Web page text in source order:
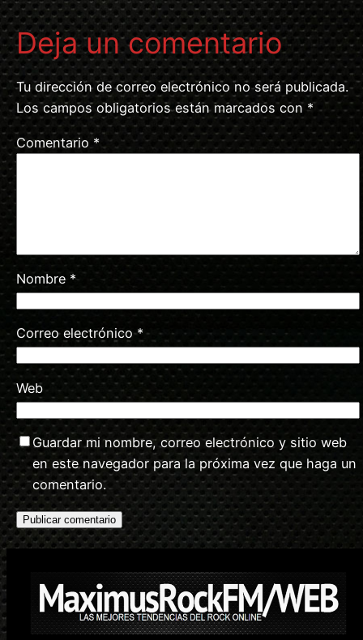
Deja un comentario
Tu dirección de correo electrónico no será publicada.
Los campos obligatorios están marcados con *
Comentario *
Nombre *
Correo electrónico*
Web
Guardar mi nombre, correo electrónico y sitio web
en este navegador para la próxima vez que haga un
comentario.